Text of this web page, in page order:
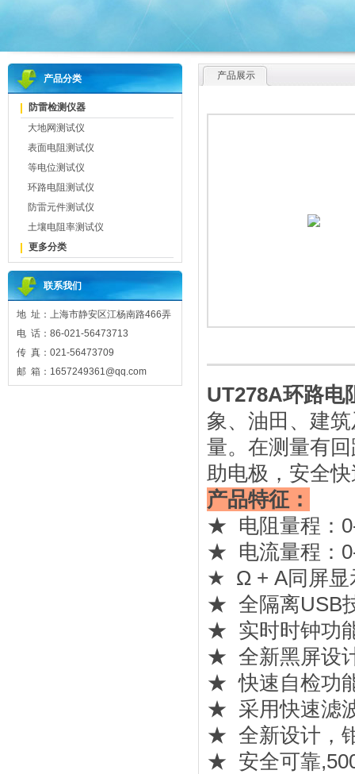
产品分类
防雷检测仪器
大地网测试仪
表面电阻测试仪
等电位测试仪
环路电阻测试仪
防雷元件测试仪
土壤电阻率测试仪
更多分类
联系我们
地 址：上海市静安区江杨南路466弄
电 话：86-021-56473713
传 真：021-56473709
邮 箱：1657249361@qq.com
产品展示
UT278A环路电
象、油田、建
量。在测量有
助电极，安全
产品特征：
★ 电阻量程：
★ 电流量程：
★ Ω + A同屏显
★ 全隔离USB
★ 实时时钟功
★ 全新黑屏设
★ 快速自检功
★ 采用快速滤
★ 全新设计，
★ 安全可靠